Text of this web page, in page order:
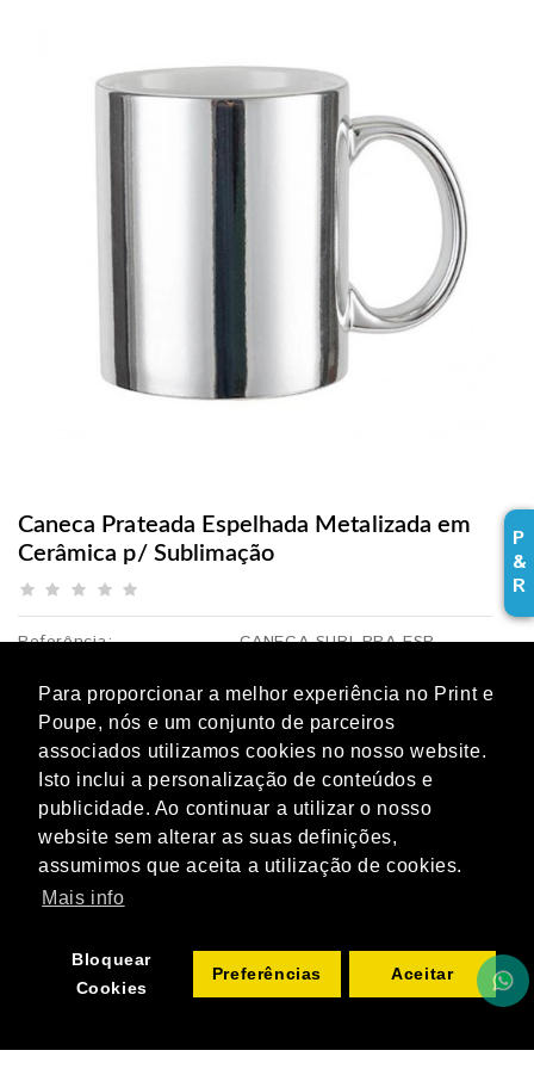
Para proporcionar a melhor experiência no Print e
Poupe, nós e um conjunto de parceiros
associados utilizamos cookies no nosso website.
Isto inclui a personalização de conteúdos e
publicidade. Ao continuar a utilizar o nosso
website sem alterar as suas definições,
assumimos que aceita a utilização de cookies.
Mais info
Bloquear
Cookies
Preferências Aceitar
Caneca Prateada Espelhada Metalizada em
Cerâmica p/ Sublimação
Referência:
CANECA-SUBL-PRA-ESP
3,35€
2,72€
Opcões disponíveis
Pretende caixa individual?
ADICIONAR
P
&
R